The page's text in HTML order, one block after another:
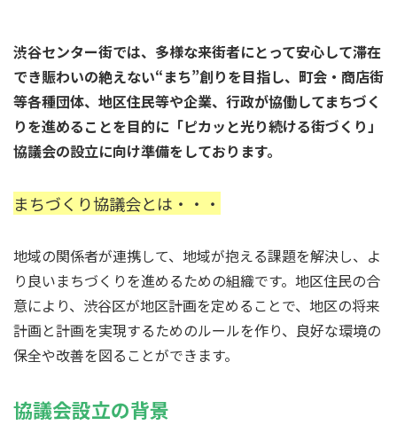
渋谷センター街では、多様な来街者にとって安心して滞在
でき賑わいの絶えない“まち”創りを目指し、町会・商店街
等各種団体、地区住民等や企業、行政が協働してまちづく
りを進めることを目的に「ピカッと光り続ける街づくり」
協議会の設立に向け準備をしております。
まちづくり協議会とは・・・
地域の関係者が連携して、地域が抱える課題を解決し、よ
り良いまちづくりを進めるための組織です。地区住民の合
意により、渋谷区が地区計画を定めることで、地区の将来
計画と計画を実現するためのルールを作り、良好な環境の
保全や改善を図ることができます。
協議会設立の背景